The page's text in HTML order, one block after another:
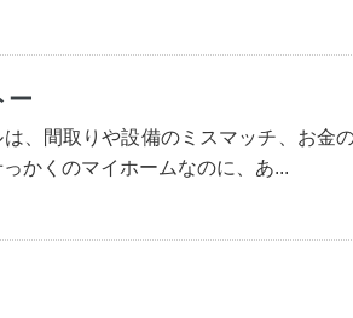
ー
、間取りや設備のミスマッチ、お金
かくのマイホームなのに、あ...